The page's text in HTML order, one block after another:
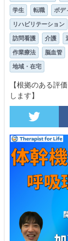
学生
転職 ボデ
リハビリテーション
訪問看護
介護
作業療法
脳血管
地域・在宅
【根拠のある評
します】